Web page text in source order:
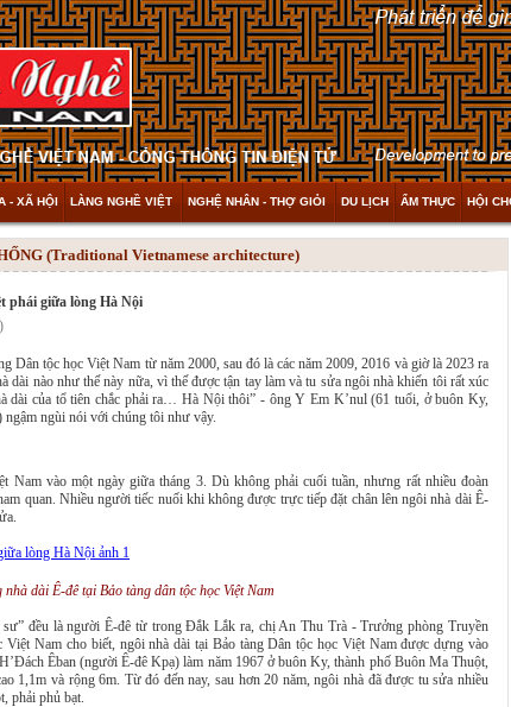
- XÃ HỘI LÀNG NGHỀ VIỆT NGHỆ NHÂN - THỢ GIỎI DU LỊCH ẨM THỰC HỘI
(Traditional Vietnamese architecture)
phái giữa lòng Hà Nội
Dân tộc học Việt Nam từ năm 2000, sau đó là các năm 2009, 2016 và giờ là 2023 ra
dài nào như thế này nữa, vì thế được tận tay làm và tu sửa ngôi nhà khiến tôi rất xúc
dài của tổ tiên chắc phải ra… Hà Nội thôi” - ông Y Em K’nul (61 tuổi, ở buôn Ky,
ngùi nói với chúng tôi như vậy.
Nam vào một ngày giữa tháng 3. Dù không phải cuối tuần, nhưng rất nhiều đoàn
quan. Nhiều người tiếc nuối khi không được trực tiếp đặt chân lên ngôi nhà dài Ê-
dài Ê-đê tại Bảo tàng dân tộc học Việt Nam
đều là người Ê-đê từ trong Đắk Lắk ra, chị An Thu Trà - Trưởng phòng Truyền
Việt Nam cho biết, ngôi nhà dài tại Bảo tàng Dân tộc học Việt Nam được dựng vào
Êban (người Ê-đê Kpạ) làm năm 1967 ở buôn Ky, thành phố Buôn Ma Thuột,
1,1m và rộng 6m. Từ đó đến nay, sau hơn 20 năm, ngôi nhà đã được tu sửa nhiều
phải phủ bạt.